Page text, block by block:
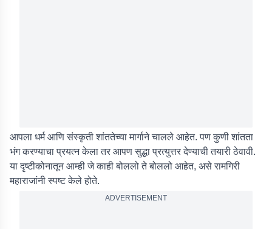
आपला धर्म आणि संस्कृती शांततेच्या मार्गाने चालले आहेत. पण कुणी शांतता
भंग करण्याचा प्रयत्न केला तर आपण सुद्धा प्रत्युत्तर देण्याची तयारी ठेवावी.
या दृष्टीकोनातून आम्ही जे काही बोललो ते बोललो आहेत, असे रामगिरी
महाराजांनी स्पष्ट केले होते.
ADVERTISEMENT